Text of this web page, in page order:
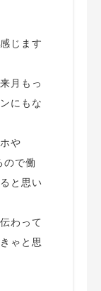
じます
月もっ
にもな
や
ので働
と思い
わって
ゃと思